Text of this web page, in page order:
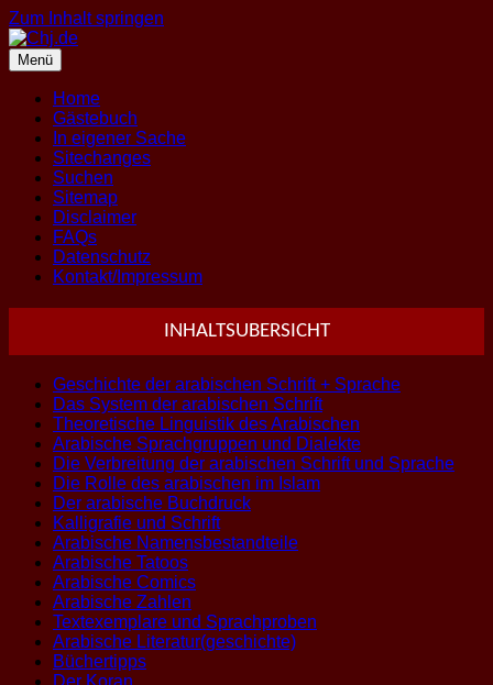
Zum Inhalt springen
Menü
Home
Gästebuch
In eigener Sache
Sitechanges
Suchen
Sitemap
Disclaimer
FAQs
Datenschutz
Kontakt/Impressum
INHALTSUBERSICHT
Geschichte der arabischen Schrift + Sprache
Das System der arabischen Schrift
Theoretische Linguistik des Arabischen
Arabische Sprachgruppen und Dialekte
Die Verbreitung der arabischen Schrift und Sprache
Die Rolle des arabischen im Islam
Der arabische Buchdruck
Kalligrafie und Schrift
Arabische Namensbestandteile
Arabische Tatoos
Arabische Comics
Arabische Zahlen
Textexemplare und Sprachproben
Arabische Literatur(geschichte)
Büchertipps